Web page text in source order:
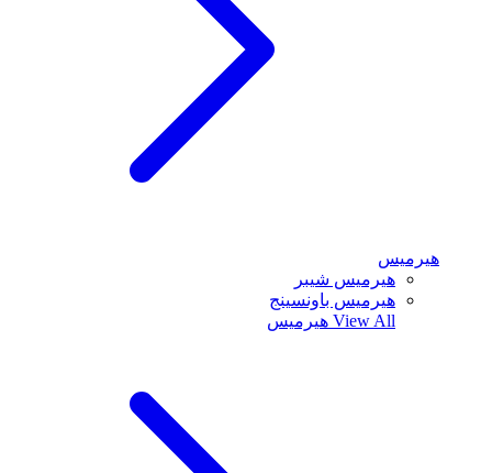
هيرميس
هيرميس شيبر
هيرميس باونسينج
View All هيرميس